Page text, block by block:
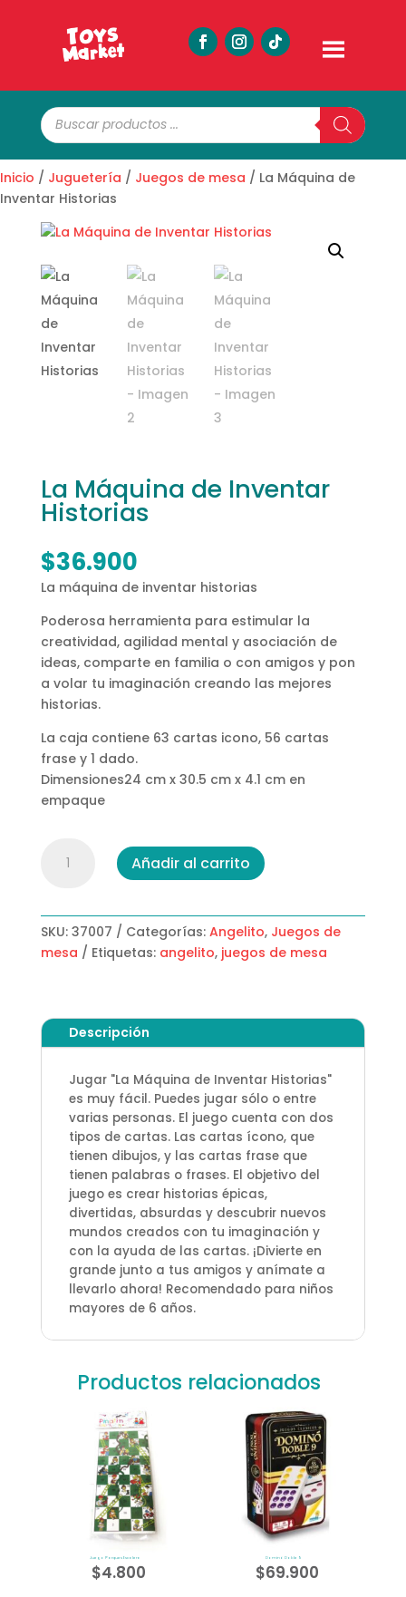
Búsqueda
de
productos
Inicio / Juguetería / Juegos de mesa / La Máquina de
Inventar Historias
La Máquina de Inventar
Historias
$36.900
La máquina de inventar historias
Poderosa herramienta para estimular la
creatividad, agilidad mental y asociación de
ideas, comparte en familia o con amigos y pon
a volar tu imaginación creando las mejores
historias.
La caja contiene 63 cartas icono, 56 cartas
frase y 1 dado.
Dimensiones24 cm x 30.5 cm x 4.1 cm en
empaque
Máquina
Historias
cantidad
Añadir al carrito
SKU: 37007 Categorías: Angelito, Juegos de
mesa
Etiquetas: angelito, juegos de mesa
Descripción
Jugar "La Máquina de Inventar Historias"
es muy fácil. Puedes jugar sólo o entre
varias personas. El juego cuenta con dos
tipos de cartas. Las cartas ícono, que
tienen dibujos, y las cartas frase que
tienen palabras o frases. El objetivo del
juego es crear historias épicas,
divertidas, absurdas y descubrir nuevos
mundos creados con tu imaginación y
con la ayuda de las cartas. ¡Divierte en
grande junto a tus amigos y anímate a
llevarlo ahora! Recomendado para niños
mayores de 6 años.
Productos relacionados
Juego Parques Escalera
$4.800
Dominó Doble 9
$69.900